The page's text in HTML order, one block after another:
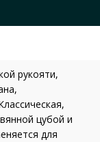
рукояти,
цубой и
для